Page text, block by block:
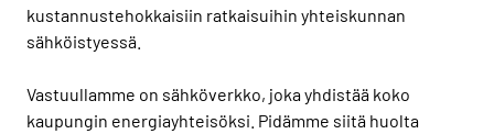
kustannustehokkaisiin ratkaisuihin yhteiskunnan
sähköistyessä.
Vastuullamme on sähköverkko, joka yhdistää koko
kaupungin energiayhteisöksi. Pidämme siitä huolta